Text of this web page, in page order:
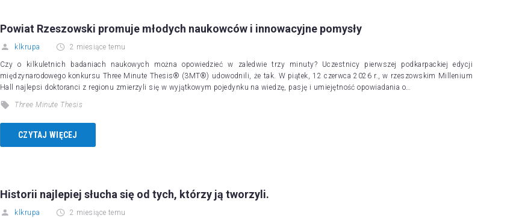
Powiat Rzeszowski promuje młodych naukowców i innowacyjne pomysły
klkrupa 2 miesiące temu
Czy o kilkuletnich badaniach naukowych można opowiedzieć w zaledwie trzy minuty? Uczestnicy pierwszej podkarpackiej edycji
międzynarodowego konkursu Three Minute Thesis® (3MT®) udowodnili, że tak. W piątek, 12 czerwca 2026 r., w rzeszowskim Millenium
Hall najlepsi doktoranci z regionu zmierzyli się w wyjątkowym pojedynku na wiedzę, pasję i umiejętność opowiadania o…
Three Minute Thesis
CZYTAJ WIĘCEJ
Historii najlepiej słucha się od tych, którzy ją tworzyli.
klkrupa 2 miesiące temu